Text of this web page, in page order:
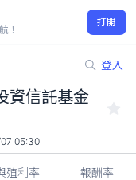
！
打開
登入
金 00996A
資信託基金
05:30
殖利率 報酬率